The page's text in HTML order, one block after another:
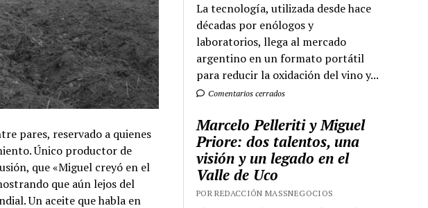
pares, reservado a quienes
Único productor de
que «Miguel creyó en el
que aún lejos del
Un aceite que habla en
La tecnología, utilizada desde hace
décadas por enólogos y
laboratorios, llega al mercado
argentino en un formato portátil
para reducir la oxidación del vino y...
Comentarios cerrados
Marcelo Pelleriti y Miguel
Priore: dos talentos, una
visión y un legado en el
Valle de Uco
POR REDACCIÓN MASSNEGOCIOS